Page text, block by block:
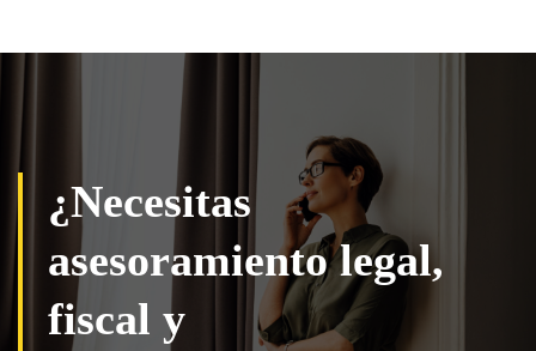
¿Necesitas
asesoramiento legal,
fiscal y